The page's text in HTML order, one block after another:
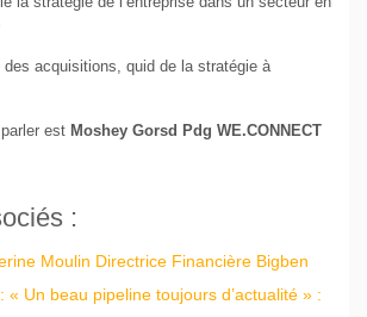
des acquisitions, quid de la stratégie à
est Moshey Gorsd Pdg WE.CONNECT
:
Moulin Directrice Financière Bigben
« Un beau pipeline toujours d’actualité » :